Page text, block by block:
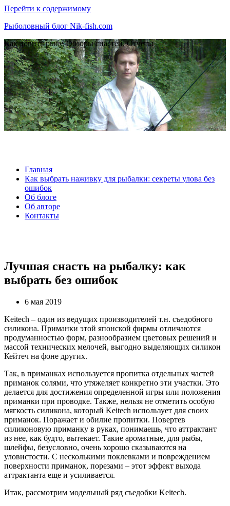
Перейти к содержимому
Рыболовный блог Nik-fish.com
Как ловить рыбу, Обзоры снастей, Отчеты
Главная
Как выбрать наживку для рыбалки: секреты улова без
ошибок
Об блоге
Об авторе
Контакты
Лучшая снасть на рыбалку: как
выбрать без ошибок
6 мая 2019
Keitech – один из ведущих производителей т.н. съедобного
силикона. Приманки этой японской фирмы отличаются
продуманностью форм, разнообразием цветовых решений и
массой технических мелочей, выгодно выделяющих силикон
Кейтеч на фоне других.
Так, в приманках используется пропитка отдельных частей
приманок солями, что утяжеляет конкретно эти участки. Это
делается для достижения определенной игры или положения
приманки при проводке. Также, нельзя не отметить особую
мягкость силикона, который Keitech использует для своих
приманок. Поражает и обилие пропитки. Повертев
силиконовую приманку в руках, понимаешь, что аттрактант
из нее, как будто, вытекает. Такие ароматные, для рыбы,
шлейфы, безусловно, очень хорошо сказываются на
уловистости. С несколькими поклевками и повреждением
поверхности приманок, порезами – этот эффект выхода
аттрактанта еще и усиливается.
Итак, рассмотрим модельный ряд съедобки Keitech.